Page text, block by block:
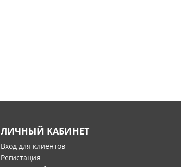
ЛИЧНЫЙ КАБИНЕТ
Вход для клиентов
Регистация